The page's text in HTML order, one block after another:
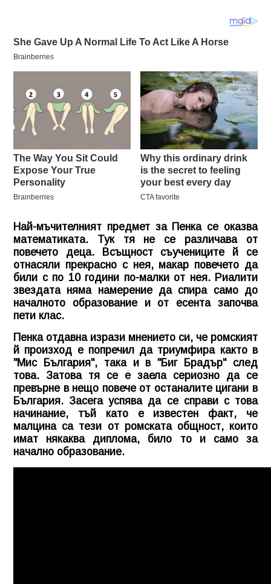
Най-мъчителният предмет за Пенка се оказва
математиката. Тук тя не се различава от
повечето деца. Всъщност съучениците й се
отнасяли прекрасно с нея, макар повечето да
били с по 10 години по-малки от нея. Риалити
звездата няма намерение да спира само до
началното образование и от есента започва
пети клас.
Пенка отдавна изрази мнението си, че ромският
й произход е попречил да триумфира както в
"Мис България", така и в "Биг Брадър" след
това. Затова тя се е заела сериозно да се
превърне в нещо повече от останалите цигани в
България. Засега успява да се справи с това
начинание, тъй като е известен факт, че
малцина са тези от ромската общност, които
имат някаква диплома, било то и само за
начално образование.